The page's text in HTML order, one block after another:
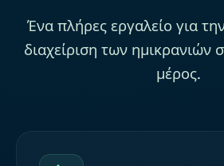
Ένα πλήρες εργαλείο για
διαχείριση των ημικρανιών
μέρος.